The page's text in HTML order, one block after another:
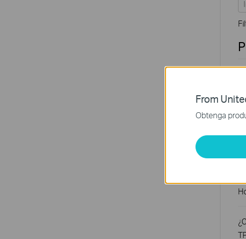
From
Obtenga